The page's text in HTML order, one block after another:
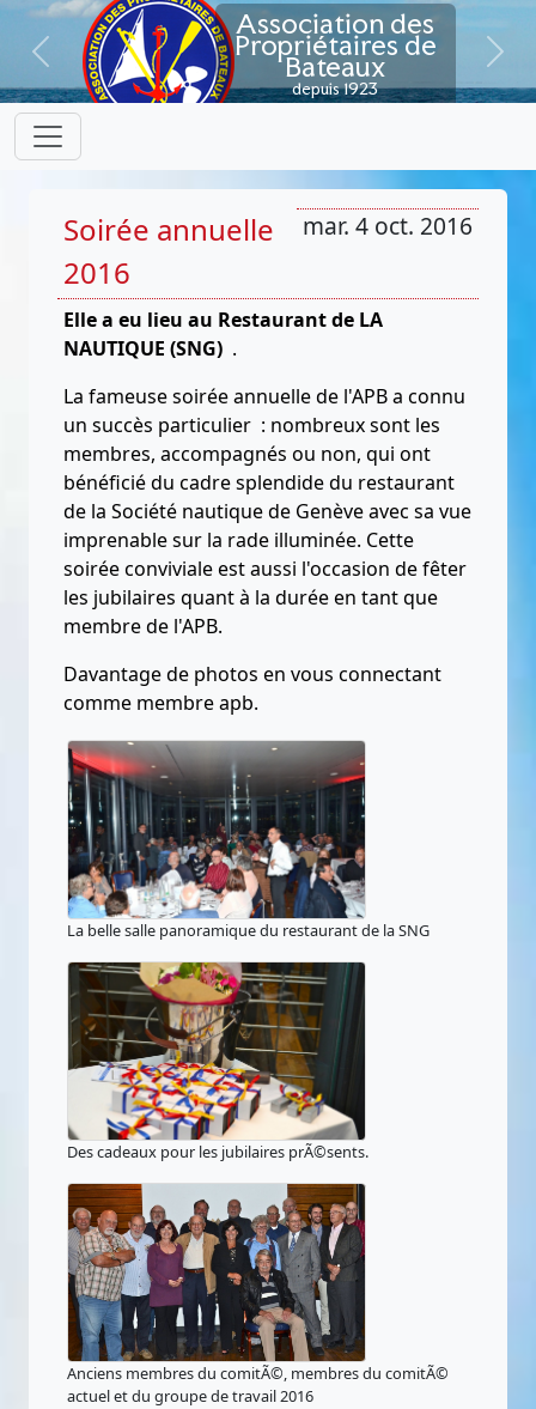
Association des
Propriétaires de
Bateaux
depuis 1923
Previous Next
mar. 4 oct. 2016
Soirée annuelle
2016
Elle a eu lieu au Restaurant de LA
NAUTIQUE (SNG) .
La fameuse soirée annuelle de l'APB a connu
un succès particulier : nombreux sont les
membres, accompagnés ou non, qui ont
bénéficié du cadre splendide du restaurant
de la Société nautique de Genève avec sa vue
imprenable sur la rade illuminée. Cette
soirée conviviale est aussi l'occasion de fêter
les jubilaires quant à la durée en tant que
membre de l'APB.
Davantage de photos en vous connectant
comme membre apb.
La belle salle panoramique du restaurant de la SNG
Des cadeaux pour les jubilaires prÃ©sents.
Anciens membres du comitÃ©, membres du comitÃ©
actuel et du groupe de travail 2016